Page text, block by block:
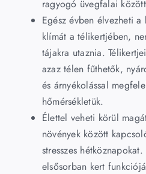
ragyogó üvegfalai
Egész évben élvezheti
klímát a télikertjében,
tájakra utaznia.
azaz télen fűthetők,
és árnyékolással
hőmérsékletük.
Élettel veheti körül
növények között
stresszes
elsősorban kert